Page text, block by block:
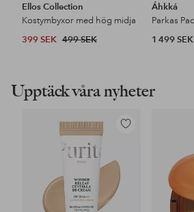
Ellos Collection
Kostymbyxor med hög midja
399 SEK 499 SEK
Áhkká
1 499 SEK
Upptäck våra nyheter
Lägg
favoriter